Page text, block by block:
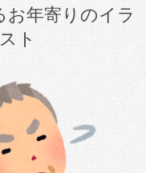
お年寄りのイラ
スト